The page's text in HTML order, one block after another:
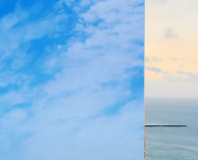
Nutzungserlebnis zu
können Sie Ihre persönlichen